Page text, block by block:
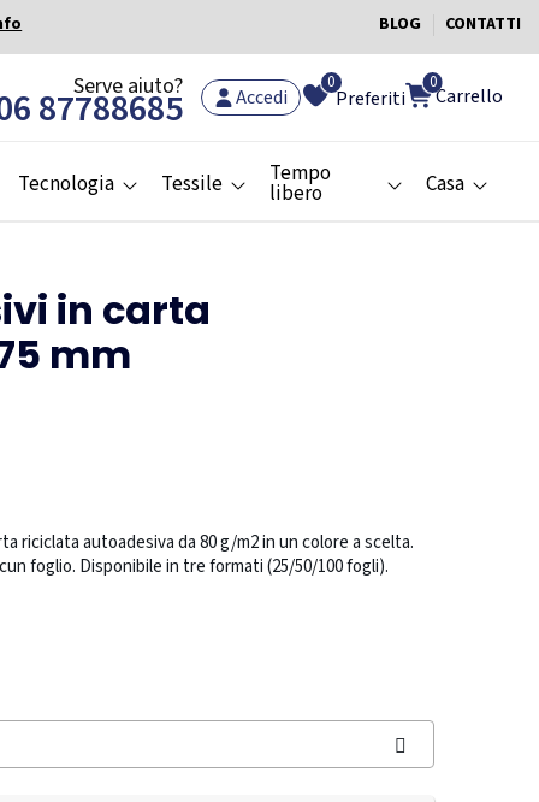
BLOG CONTATTI
Serve aiuto?
87788685 Accedi Preferiti
0 0
Carrello
Tecnologia Tessile Tempo
libero Casa
in carta
mm
riciclata autoadesiva da 80 g/m2 in un colore a scelta.
foglio. Disponibile in tre formati (25/50/100 fogli).